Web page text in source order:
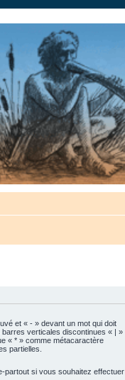
la communauté.
et « - » devant un mot qui doit
verticales discontinues « | »
« * » comme métacaractère
partielles.
partout si vous souhaitez effectuer